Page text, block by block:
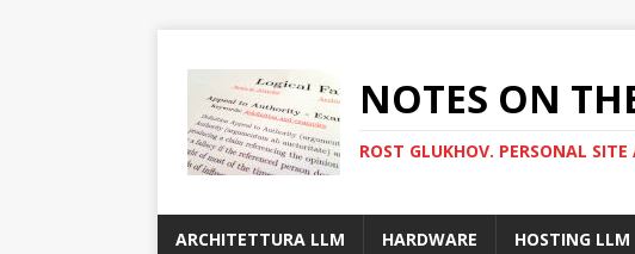
NOTES ON
ROST GLUKHOV. PERSONAL
ARCHITETTURA LLM HARDWARE HOSTING LLM